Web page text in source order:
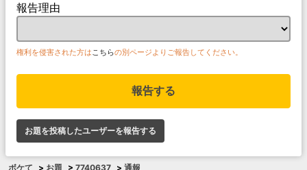
報告理由
権利を侵害された方はこちらの別ページよりご報告してください。
報告する
お題を投稿したユーザーを報告する
ボケて > お題 > 7740637 > 通報